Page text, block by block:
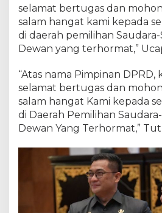
selamat bertugas dan
salam hangat kami kepada
di daerah pemilihan
Dewan yang terhormat,”
“Atas nama Pimpinan DPRD,
selamat bertugas dan
salam hangat Kami kepada
di Daerah Pemilihan
Dewan Yang Terhormat,”